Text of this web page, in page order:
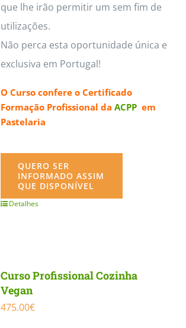
que lhe irão permitir um sem fim de
utilizações.
Não perca esta oportunidade única e
exclusiva em Portugal!
O Curso confere o Certificado
Formação Profissional da ACPPem
Pastelaria
QUERO SER
INFORMADO ASSIM
QUE DISPONÍVEL
Detalhes
Curso Profissional Cozinha
Vegan
475.00€